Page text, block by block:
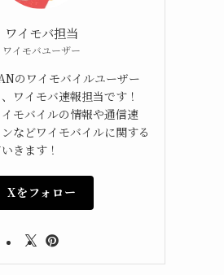
ワイモバ担当
ワイモバユーザー
のワイモバイルユーザー
ワイモバ速報担当です！
モバイルの情報や通信速
などワイモバイルに関する
きます！
Xをフォロー